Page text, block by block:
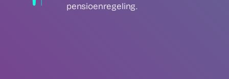
pensioenregeling.